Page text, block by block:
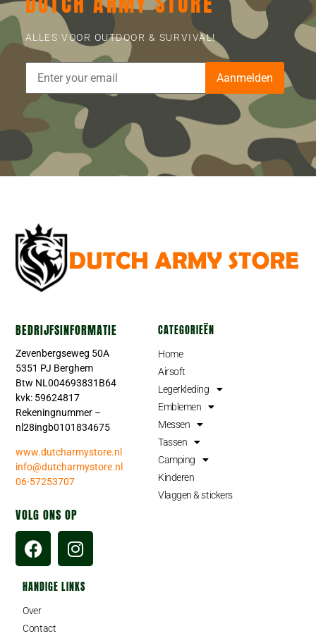
ALLES VOOR OUTDOOR & SURVIVAL!
Aanmelden
BEDRIJFSINFORMATIE
Zevenbergseweg 50A
5351 PJ Berghem
Btw NL004693831B64
kvk: 59624817
Rekeningnummer –
nl28ingb0101834675
www.dutcharmystore.nl
info@dutcharmystore.nl
06-57253707
VOLG ONS OP
CATEGORIEËN
Home
Airsoft
Legerkleding
Emblemen
Messen
Tassen
Camping
Kinderen
Vlaggen & stickers
HANDIGE LINKS
Over
Contact